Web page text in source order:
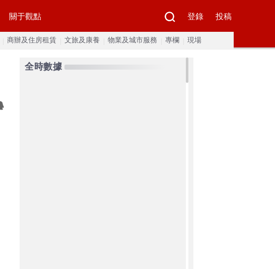
關于觀點 登錄 投稿
商辦及住房租賃 文旅及康養 物業及城市服務 專欄 現場
全時數據